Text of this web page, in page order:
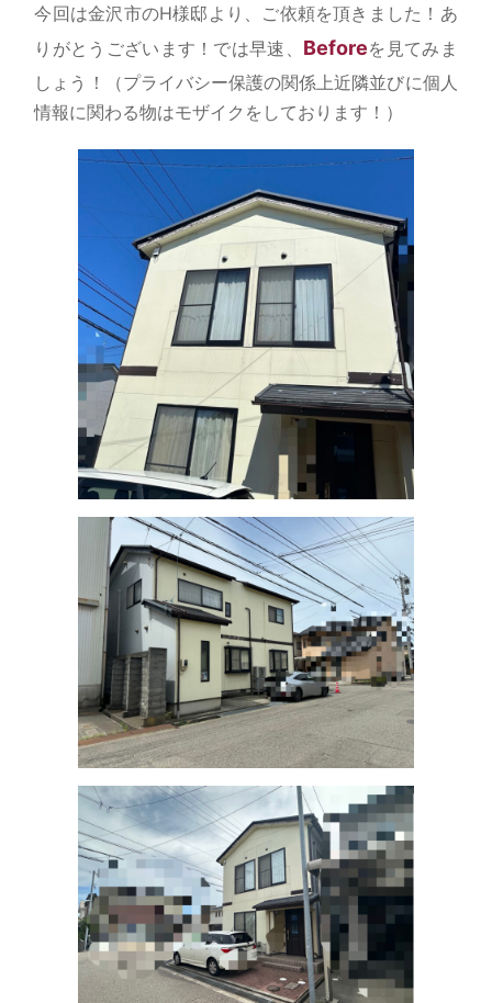
今回は金沢市のH様邸より、ご依頼を頂きました！あ
りがとうございます！では早速、 Beforeを見てみま
しょう！（プライバシー保護の関係上近隣並びに個人
情報に関わる物はモザイクをしております！）